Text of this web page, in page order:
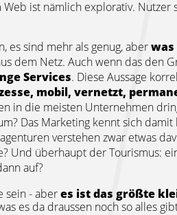
ist nämlich explorativ.
es sind mehr als genug, aberwas
dem Netz. Auch wenn das
Services. Diese Aussage
mobil, vernetzt,
in die meisten Unternehmen
Das Marketing kennt sich
verstehen zwar etwas
Und überhaupt der Tourismus:
auf?
sein - aberes ist das größte
es da draussen noch so alles